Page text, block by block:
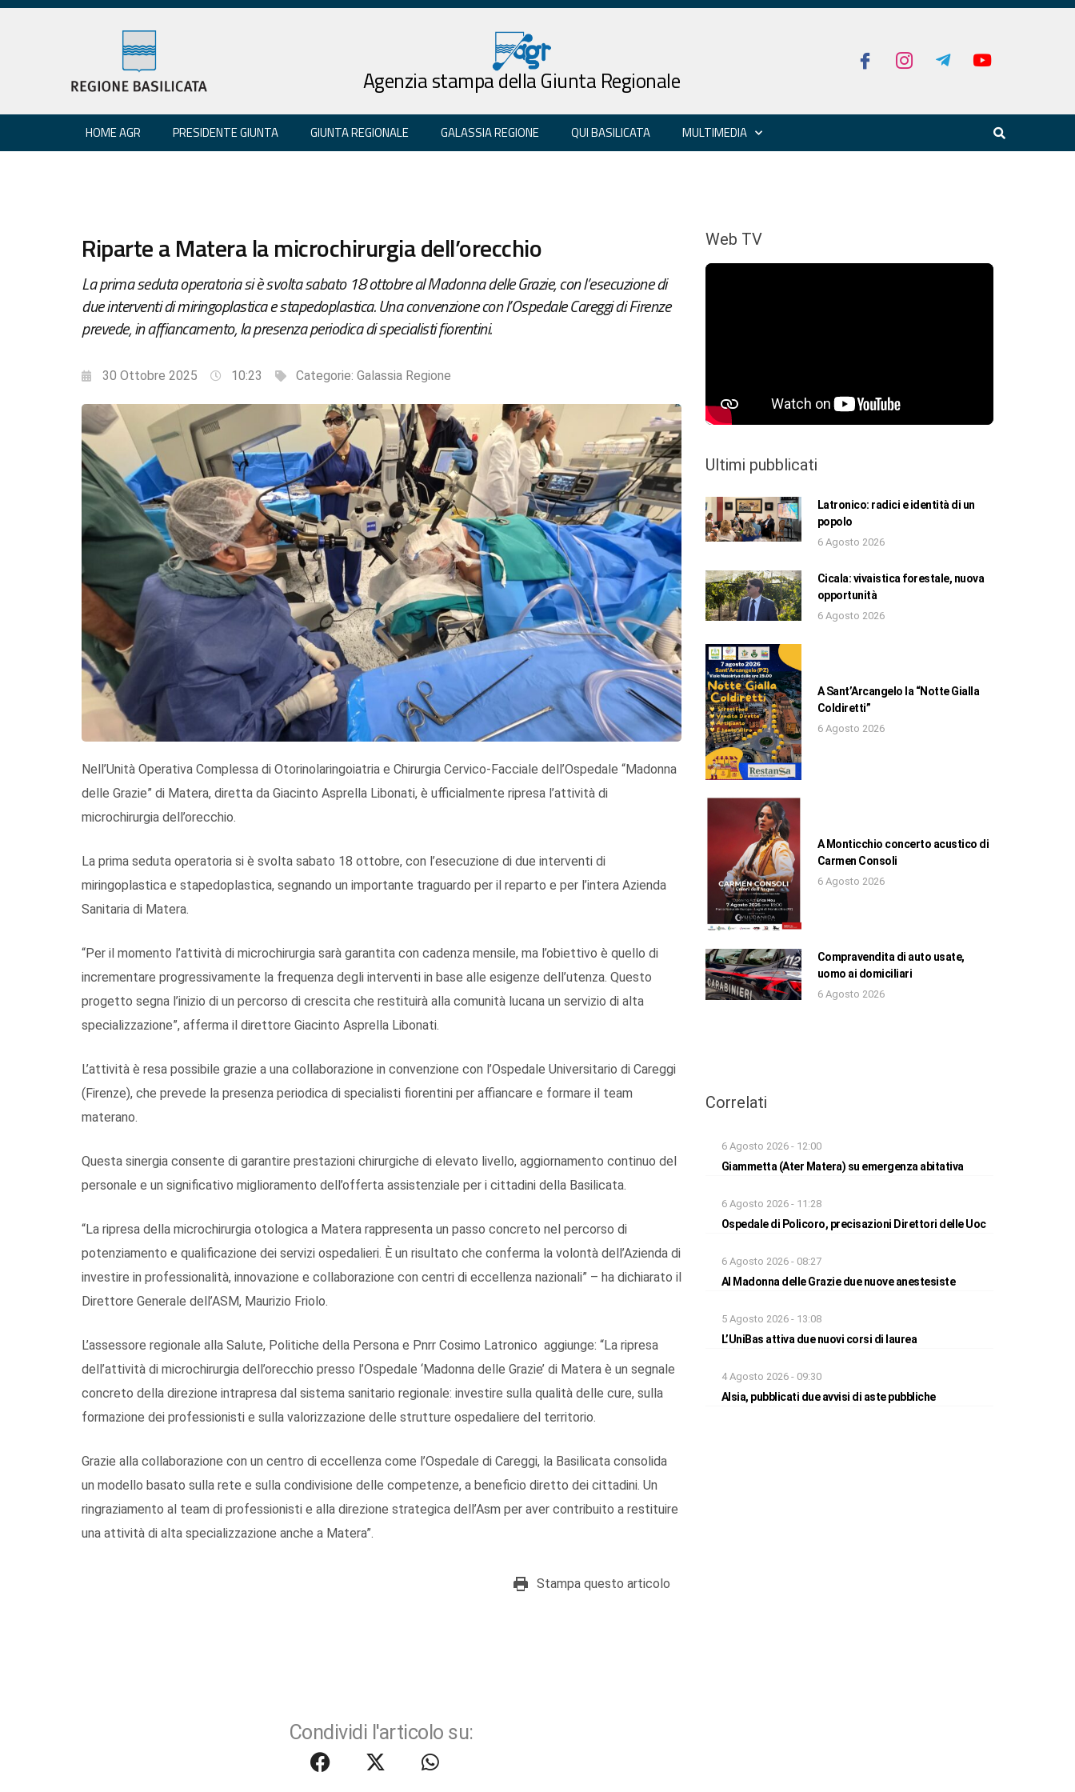
Agenzia stampa della Giunta Regionale
HOME AGR PRESIDENTE GIUNTA GIUNTA REGIONALE GALASSIA REGIONE QUI BASILICATA MULTIMEDIA
Riparte a Matera la microchirurgia dell’orecchio
La prima seduta operatoria si è svolta sabato 18 ottobre al Madonna delle Grazie, con l’esecuzione di
due interventi di miringoplastica e stapedoplastica. Una convenzione con l’Ospedale Careggi di Firenze
prevede, in affiancamento, la presenza periodica di specialisti fiorentini.
30 Ottobre 2025 10:23 Categorie: Galassia Regione
Nell’Unità Operativa Complessa di Otorinolaringoiatria e Chirurgia Cervico-Facciale dell’Ospedale “Madonna
delle Grazie” di Matera, diretta da Giacinto Asprella Libonati, è ufficialmente ripresa l’attività di
microchirurgia dell’orecchio.
La prima seduta operatoria si è svolta sabato 18 ottobre, con l’esecuzione di due interventi di
miringoplastica e stapedoplastica, segnando un importante traguardo per il reparto e per l’intera Azienda
Sanitaria di Matera.
“Per il momento l’attività di microchirurgia sarà garantita con cadenza mensile, ma l’obiettivo è quello di
incrementare progressivamente la frequenza degli interventi in base alle esigenze dell’utenza. Questo
progetto segna l’inizio di un percorso di crescita che restituirà alla comunità lucana un servizio di alta
specializzazione”, afferma il direttore Giacinto Asprella Libonati.
L’attività è resa possibile grazie a una collaborazione in convenzione con l’Ospedale Universitario di Careggi
(Firenze), che prevede la presenza periodica di specialisti fiorentini per affiancare e formare il team
materano.
Questa sinergia consente di garantire prestazioni chirurgiche di elevato livello, aggiornamento continuo del
personale e un significativo miglioramento dell’offerta assistenziale per i cittadini della Basilicata.
“La ripresa della microchirurgia otologica a Matera rappresenta un passo concreto nel percorso di
potenziamento e qualificazione dei servizi ospedalieri. È un risultato che conferma la volontà dell’Azienda di
investire in professionalità, innovazione e collaborazione con centri di eccellenza nazionali” – ha dichiarato il
Direttore Generale dell’ASM, Maurizio Friolo.
L’assessore regionale alla Salute, Politiche della Persona e Pnrr Cosimo Latronico aggiunge: “La ripresa
dell’attività di microchirurgia dell’orecchio presso l’Ospedale ‘Madonna delle Grazie’ di Matera è un segnale
concreto della direzione intrapresa dal sistema sanitario regionale: investire sulla qualità delle cure, sulla
formazione dei professionisti e sulla valorizzazione delle strutture ospedaliere del territorio.
Grazie alla collaborazione con un centro di eccellenza come l’Ospedale di Careggi, la Basilicata consolida
un modello basato sulla rete e sulla condivisione delle competenze, a beneficio diretto dei cittadini. Un
ringraziamento al team di professionisti e alla direzione strategica dell’Asm per aver contribuito a restituire
una attività di alta specializzazione anche a Matera”.
Stampa questo articolo
Condividi l'articolo su:
Web TV
Ultimi pubblicati
Latronico: radici e identità di un
popolo
6 Agosto 2026
Cicala: vivaistica forestale, nuova
opportunità
6 Agosto 2026
A Sant’Arcangelo la “Notte Gialla
Coldiretti”
6 Agosto 2026
A Monticchio concerto acustico di
Carmen Consoli
6 Agosto 2026
Compravendita di auto usate,
uomo ai domiciliari
6 Agosto 2026
Correlati
6 Agosto 2026 - 12:00
Giammetta (Ater Matera) su emergenza abitativa
6 Agosto 2026 - 11:28
Ospedale di Policoro, precisazioni Direttori delle Uoc
6 Agosto 2026 - 08:27
Al Madonna delle Grazie due nuove anestesiste
5 Agosto 2026 - 13:08
L’UniBas attiva due nuovi corsi di laurea
4 Agosto 2026 - 09:30
Alsia, pubblicati due avvisi di aste pubbliche